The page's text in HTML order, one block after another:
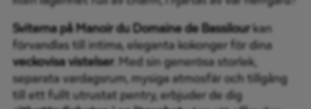
Sviterna på Manoir du Domaine de Bassilourkan
förvandlas till intima, eleganta kokonger för dina
veckovisa vistelser. Med sin generösa storlek,
separata vardagsrum, mysiga atmosfär och tillgång
till ett fullt utrustat pentry, erbjuder de dig